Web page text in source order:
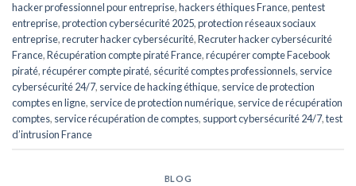
hacker professionnel pour entreprise,hackers éthiques France,pentest
entreprise,protection cybersécurité 2025,protection réseaux sociaux
entreprise,recruter hacker cybersécurité,Recruter hacker cybersécurité
France,Récupération compte piraté France,récupérer compte Facebook
piraté,récupérer compte piraté, sécurité comptes professionnels, service
cybersécurité 24/7, service de hacking éthique, service de protection
comptes en ligne, service de protection numérique, service de récupération
comptes, service récupération de comptes, support cybersécurité 24/7,test
d’intrusion France
BLOG